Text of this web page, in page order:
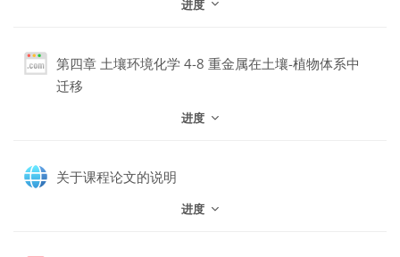
进度
第四章 土壤环境化学 4-8 重金属在土壤-植物体系中
迁移
进度
关于课程论文的说明
进度